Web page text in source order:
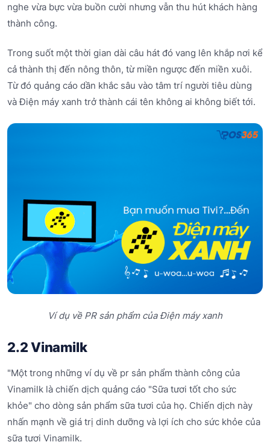
nghe vừa bực vừa buồn cười nhưng vẫn thu hút khách hàng
thành công.
Trong suốt một thời gian dài câu hát đó vang lên khắp nơi kể
cả thành thị đến nông thôn, từ miền ngược đến miền xuôi.
Từ đó quảng cáo dần khắc sâu vào tâm trí người tiêu dùng
và Điện máy xanh trở thành cái tên không ai không biết tới.
Ví dụ về PR sản phẩm của Điện máy xanh
2.2 Vinamilk
"Một trong những ví dụ về pr sản phẩm thành công của
Vinamilk là chiến dịch quảng cáo "Sữa tươi tốt cho sức
khỏe" cho dòng sản phẩm sữa tươi của họ. Chiến dịch này
nhấn mạnh về giá trị dinh dưỡng và lợi ích cho sức khỏe của
sữa tươi Vinamilk.